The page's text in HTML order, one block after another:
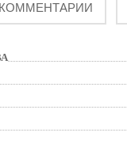
КОММЕНТАРИИ